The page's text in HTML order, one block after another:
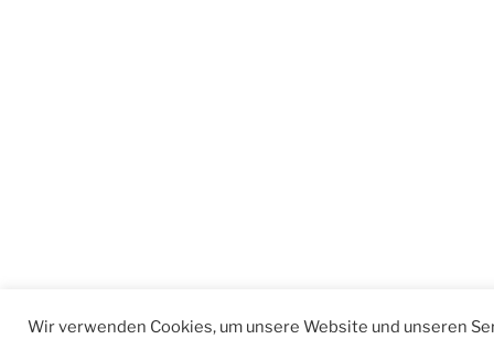
Wir verwenden Cookies, um unsere Website und unseren